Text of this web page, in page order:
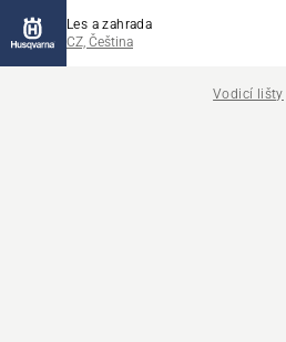
Les a zahrada
CZ, Čeština
Vodicí lišty